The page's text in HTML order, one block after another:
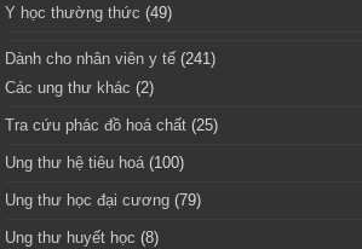
Y học thường thức (49)
Dành cho nhân viên y tế (241)
Các ung thư khác (2)
Tra cứu phác đồ hoá chất (25)
Ung thư hệ tiêu hoá(100)
Ung thư học đại cương (79)
Ung thư huyết học (8)